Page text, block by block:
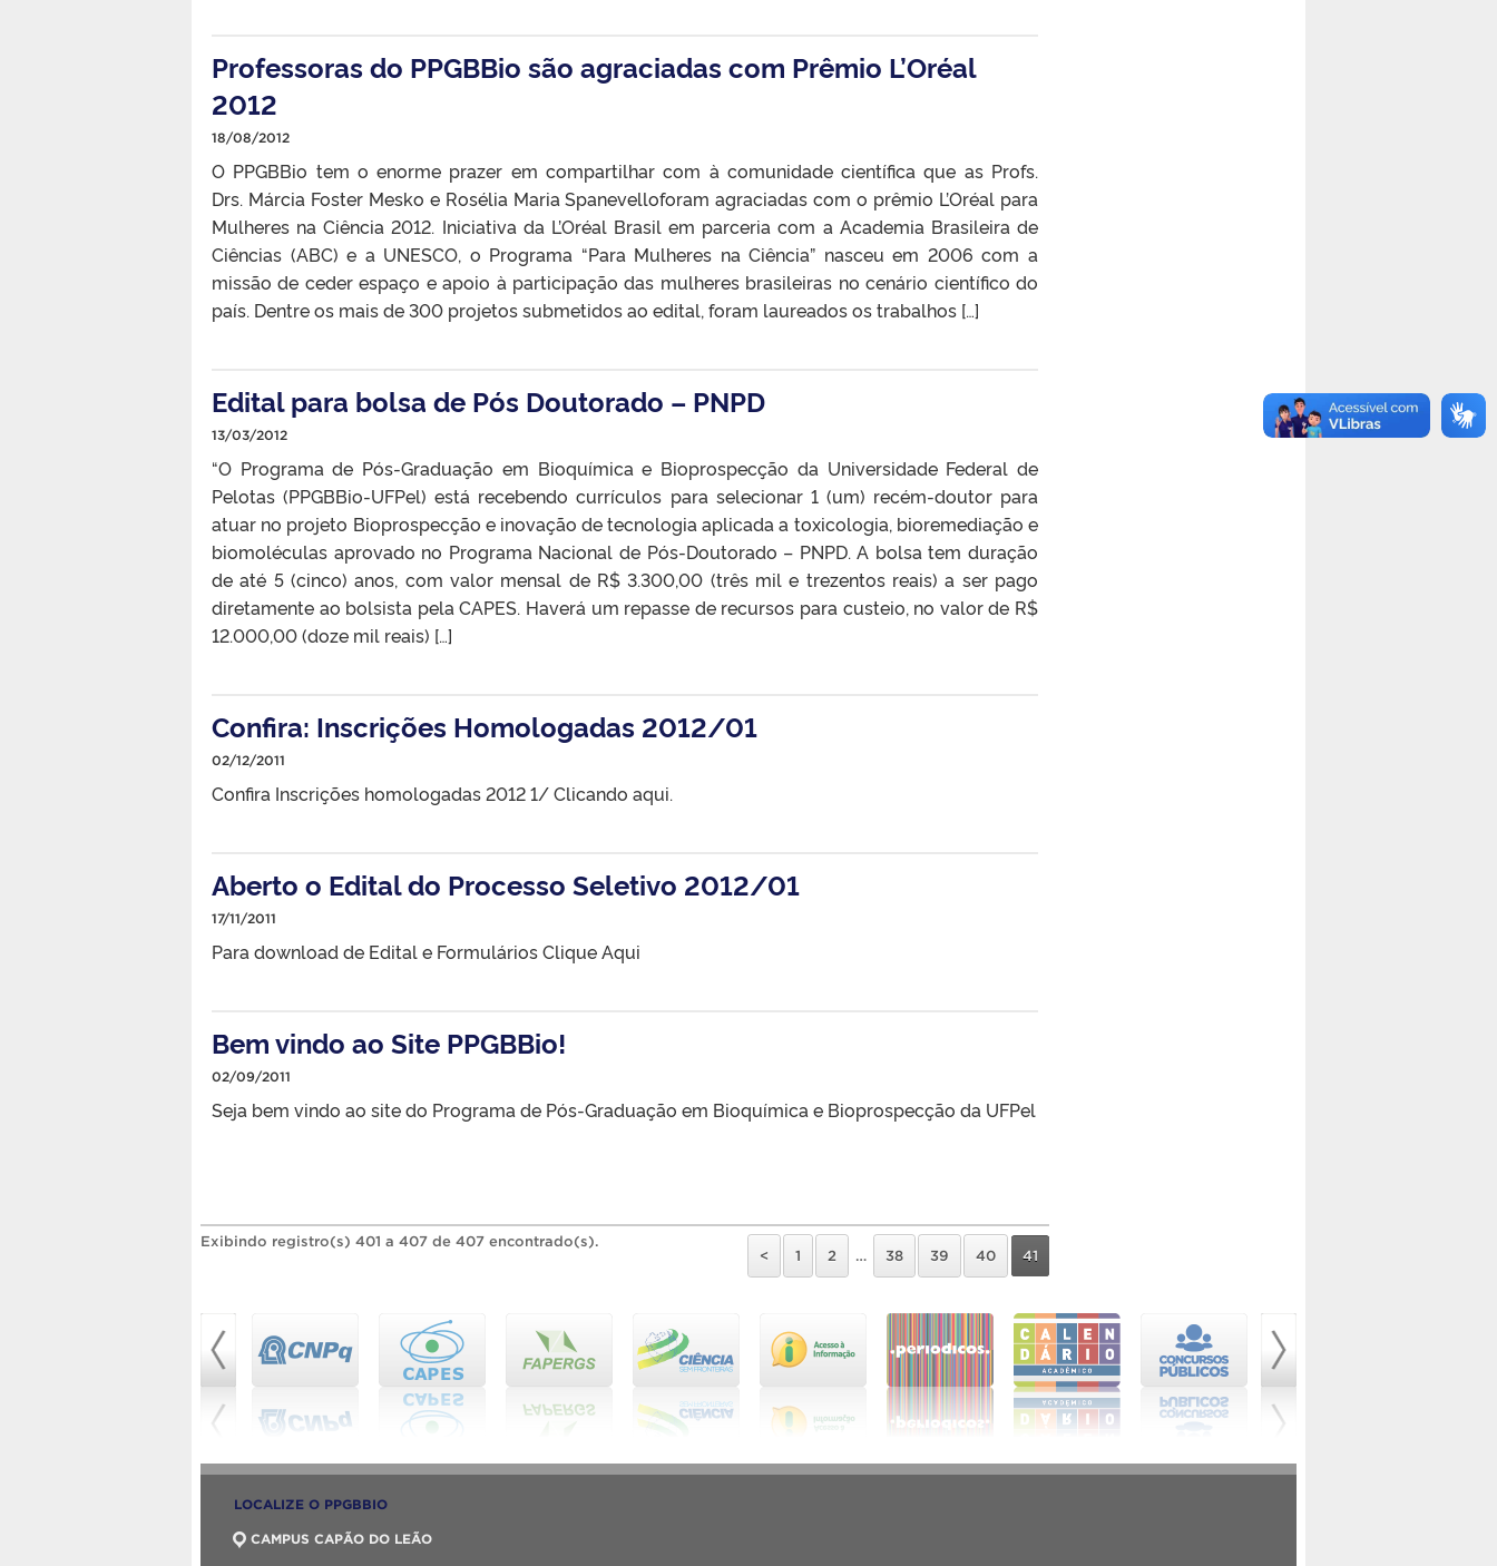
Professoras do PPGBBio são agraciadas com Prêmio L’Oréal
2012
18/08/2012
O PPGBBio tem o enorme prazer em compartilhar com à comunidade científica que as Profs.
Drs. Márcia Foster Mesko e Rosélia Maria Spanevelloforam agraciadas com o prêmio L’Oréal para
Mulheres na Ciência 2012. Iniciativa da L’Oréal Brasil em parceria com a Academia Brasileira de
Ciências (ABC) e a UNESCO, o Programa “Para Mulheres na Ciência” nasceu em 2006 com a
missão de ceder espaço e apoio à participação das mulheres brasileiras no cenário científico do
país. Dentre os mais de 300 projetos submetidos ao edital, foram laureados os trabalhos […]
Edital para bolsa de Pós Doutorado – PNPD
13/03/2012
“O Programa de Pós-Graduação em Bioquímica e Bioprospecção da Universidade Federal de
Pelotas (PPGBBio-UFPel) está recebendo currículos para selecionar 1 (um) recém-doutor para
atuar no projeto Bioprospecção e inovação de tecnologia aplicada a toxicologia, bioremediação e
biomoléculas aprovado no Programa Nacional de Pós-Doutorado – PNPD. A bolsa tem duração
de até 5 (cinco) anos, com valor mensal de R$ 3.300,00 (três mil e trezentos reais) a ser pago
diretamente ao bolsista pela CAPES. Haverá um repasse de recursos para custeio, no valor de R$
12.000,00 (doze mil reais) […]
Confira: Inscrições Homologadas 2012/01
02/12/2011
Confira Inscrições homologadas 2012 1/ Clicando aqui.
Aberto o Edital do Processo Seletivo 2012/01
17/11/2011
Para download de Edital e Formulários Clique Aqui
Bem vindo ao Site PPGBBio!
02/09/2011
Seja bem vindo ao site do Programa de Pós-Graduação em Bioquímica e Bioprospecção da UFPel
Exibindo registro(s) 401 a 407 de 407 encontrado(s).
<
1 2 … 38 39 40 41
LOCALIZE O PPGBBIO
CAMPUS CAPÃO DO LEÃO